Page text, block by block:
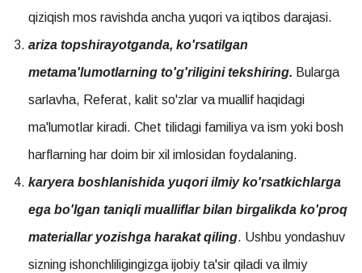
qiziqish mos ravishda ancha yuqori va iqtibos darajasi.
ariza topshirayotganda, ko'rsatilgan
metama'lumotlarning to'g'riligini tekshiring. Bularga
sarlavha, Referat, kalit so'zlar va muallif haqidagi
ma'lumotlar kiradi. Chet tilidagi familiya va ism yoki bosh
harflarning har doim bir xil imlosidan foydalaning.
karyera boshlanishida yuqori ilmiy ko'rsatkichlarga
ega bo'lgan taniqli mualliflar bilan birgalikda ko'proq
materiallar yozishga harakat qiling. Ushbu yondashuv
sizning ishonchliligingizga ijobiy ta'sir qiladi va ilmiy